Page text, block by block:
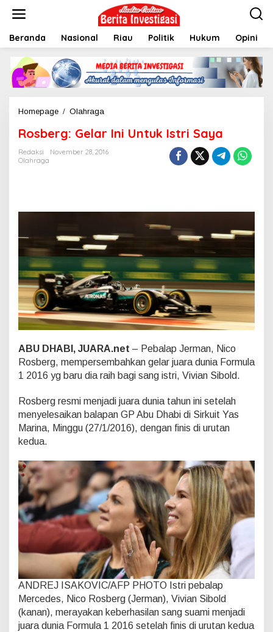
t
Beranda Nasional Riau Politik Hukum Opini
Homepage / Olahraga
s
e
e
a
r
i
U
n
t
u
k
s
t
r
S
y
a
Rosberg: Gelar Ini Untuk Istri Saya
Redaksi
November 28, 2016
Olahraga
ABU DHABI, JUARA.net – Pebalap Jerman, Nico
Rosberg, mempersembahkan gelar juara dunia Formula
1 2016 yg baru dia raih bagi sang istri, Vivian Sibold.
Rosberg resmi menjadi juara dunia tahun ini setelah
menyelesaikan balapan GP Abu Dhabi di Sirkuit Yas
Marina, Minggu (27/1/2016), dengan finis di urutan
kedua.
ANDREJ ISAKOVIC/AFP PHOTO Istri pebalap
Mercedes, Nico Rosberg (Jerman), Vivian Sibold
(kanan), merayakan keberhasilan sang suami menjadi
juara dunia Formula 1 2016 setelah finis di urutan kedua